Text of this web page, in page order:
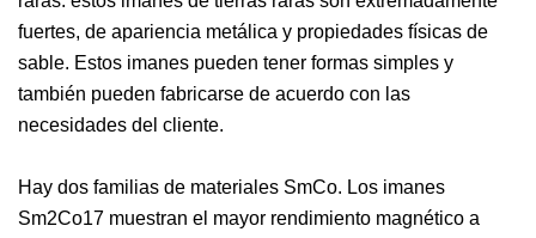
fuertes, de apariencia metálica y propiedades físicas de
sable. Estos imanes pueden tener formas simples y
también pueden fabricarse de acuerdo con las
necesidades del cliente.
Hay dos familias de materiales SmCo. Los imanes
Sm2Co17 muestran el mayor rendimiento magnético a